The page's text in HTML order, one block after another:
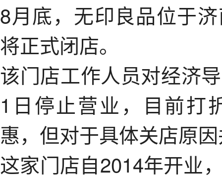
8月底，无印良品位于
将正式闭店。
该门店工作人员对经济
1日停止营业，目前打
惠，但对于具体关店原
这家门店自2014年开业